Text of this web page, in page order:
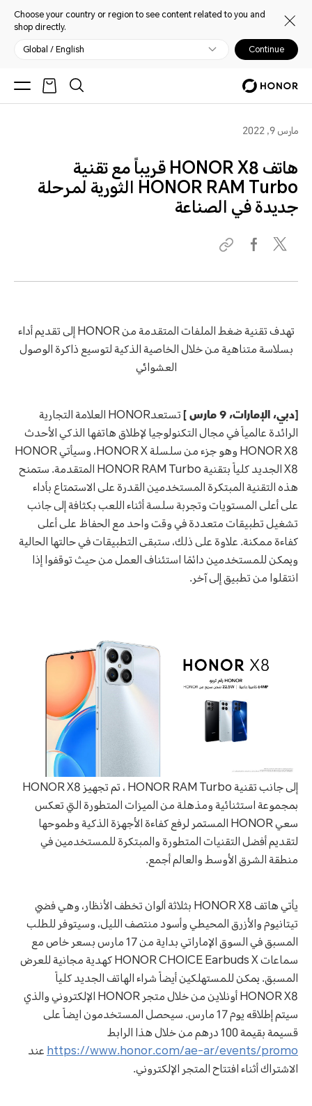
Choose your country or region to see content related to you and
shop directly.
Global / English Continue
مارس 9, 2022
هاتف HONOR X8 قريباً مع تقنية
HONOR RAM Turbo الثورية لمرحلة
جديدة في الصناعة
تهدف تقنية ضغط الملفات المتقدمة من HONOR إلى تقديم أداء
بسلاسة متناهية من خلال الخاصية الذكية لتوسيع ذاكرة الوصول
العشوائي
[دبي، الإمارات، 9 مارس ]
تستعدHONOR العلامة التجارية
الرائدة عالمياً في مجال التكنولوجيا لإطلاق هاتفها الذكي الأحدث
HONOR X8 وهو جزء من سلسلة HONOR X، وسيأتي HONOR
X8 الجديد كلياً بتقنية HONOR RAM Turbo المتقدمة. ستمنح
هذه التقنية المبتكرة المستخدمين القدرة على الاستمتاع بأداء
على أعلى المستويات وتجربة سلسة أثناء اللعب بكثافة إلى جانب
تشغيل تطبيقات متعددة في وقت واحد مع الحفاظ على أعلى
كفاءة ممكنة. علاوة على ذلك، ستبقى التطبيقات في حالتها الحالية
ويمكن للمستخدمين دائمًا استئناف العمل من حيث توقفوا إذا
انتقلوا من تطبيق إلى آخر.
إلى جانب تقنية HONOR RAM Turbo ، تم تجهيز HONOR X8
بمجموعة استثنائية ومذهلة من الميزات المتطورة التي تعكس
سعي HONOR المستمر لرفع كفاءة الأجهزة الذكية وطموحها
لتقديم أفضل التقنيات المتطورة والمبتكرة للمستخدمين في
منطقة الشرق الأوسط والعالم أجمع.
يأتي هاتف HONOR X8 بثلاثة ألوان تخطف الأنظار، وهي فضي
تيتانيوم والأزرق المحيطي وأسود منتصف الليل، وسيتوفر للطلب
المسبق في السوق الإماراتي بداية من 17 مارس بسعر خاص مع
سماعات HONOR CHOICE Earbuds X كهدية مجانية للعرض
المسبق. يمكن للمستهلكين أيضاً شراء الهاتف الجديد كلياً
HONOR X8 أونلاين من خلال متجر HONOR الإلكتروني والذي
سيتم إطلاقه يوم 17 مارس. سيحصل المستخدمون ايضاً على
قسيمة بقيمة 100 درهم من خلال هذا الرابط
https://www.honor.com/ae-ar/events/promoعند
الاشتراك أثناء افتتاح المتجر الإلكتروني.